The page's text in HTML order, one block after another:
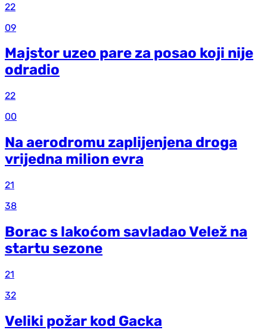
22
09
Majstor uzeo pare za posao koji nije
odradio
22
00
Na aerodromu zaplijenjena droga
vrijedna milion evra
21
38
Borac s lakoćom savladao Velež na
startu sezone
21
32
Veliki požar kod Gacka